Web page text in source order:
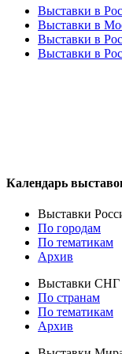
Выставки в
Выставки в
Выставки в
Выставки в
Календарь
Выставки
По городам
По тематикам
Архив
Выставки СНГ
По странам
По тематикам
Архив